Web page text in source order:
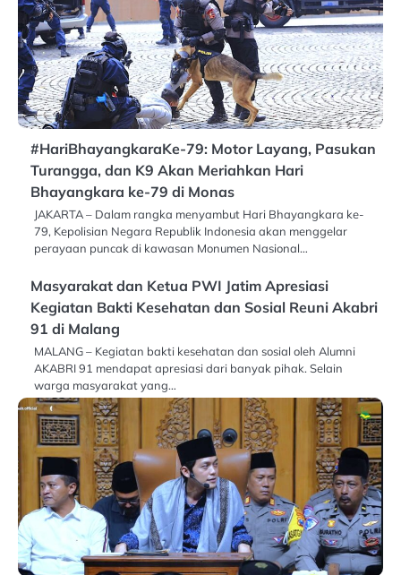
#HariBhayangkaraKe-79: Motor Layang, Pasukan
Turangga, dan K9 Akan Meriahkan Hari
Bhayangkara ke-79 di Monas
JAKARTA – Dalam rangka menyambut Hari Bhayangkara ke-
79, Kepolisian Negara Republik Indonesia akan menggelar
perayaan puncak di kawasan Monumen Nasional…
Masyarakat dan Ketua PWI Jatim Apresiasi
Kegiatan Bakti Kesehatan dan Sosial Reuni Akabri
91 di Malang
MALANG – Kegiatan bakti kesehatan dan sosial oleh Alumni
AKABRI 91 mendapat apresiasi dari banyak pihak. Selain
warga masyarakat yang…